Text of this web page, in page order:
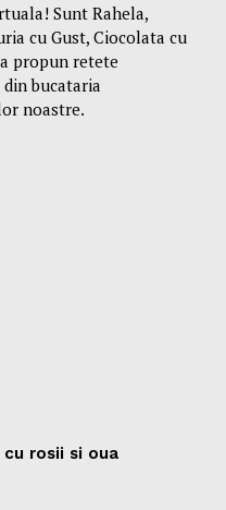
Sunt Rahela,
cu Gust, Ciocolata cu
propun retete
bucataria
noastre.
cu rosii si oua